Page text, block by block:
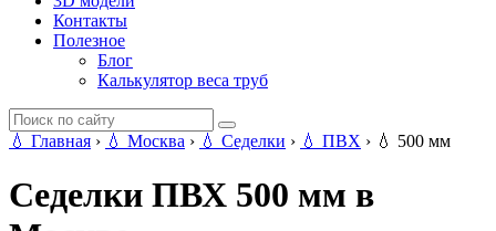
Контакты
Полезное
Блог
Калькулятор веса труб
💧 Главная › 💧 Москва › 💧 Седелки › 💧 ПВХ › 💧 500 мм
Седелки ПВХ 500 мм в